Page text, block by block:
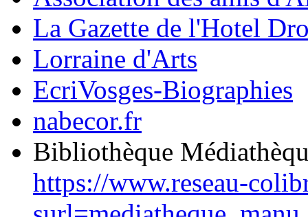
La Gazette de l'Hotel
Lorraine d'Arts
EcriVosges-Biographies
nabecor.fr
Bibliothèque
https://www.reseau-